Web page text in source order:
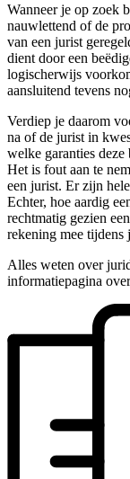
Wanneer je op zoek
nauwlettend of de
van een jurist
dient door een
logischerwijs
aansluitend tevens
Verdiep je daarom
na of de jurist in
welke garanties deze
Het is fout aan te
een jurist. Er zijn
Echter, hoe aardig
rechtmatig gezien
rekening mee tijdens
Alles weten over
informatiepagina